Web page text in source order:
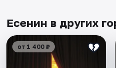
Есенин в других
от 1 400 ₽